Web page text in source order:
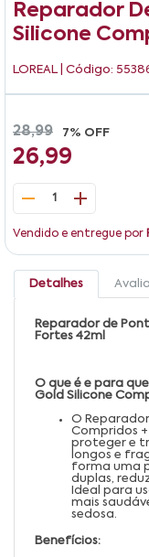
Reparador
Silicone
LOREAL | Código:
28,99 7% OFF
26,99
1
Vendido e entregue por
Detalhes
Reparador de
Fortes 42ml
O que é e para
Gold Silicone
O
Compridos
proteger e
longos e
forma uma
duplas,
Ideal para
mais
sedosa.
Benefícios: